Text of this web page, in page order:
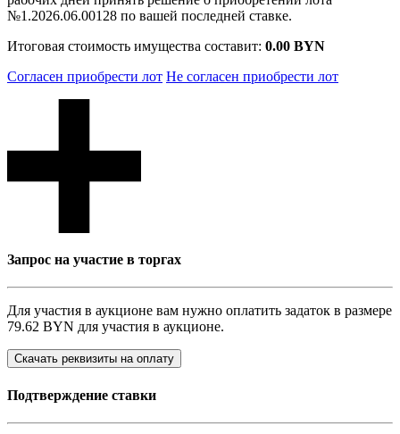
№1.2026.06.00128 по вашей последней ставке.
Итоговая стоимость имущества составит: 0.00 BYN
Согласен приобрести лот Не согласен приобрести лот
Запрос на участие в торгах
Для участия в аукционе вам нужно оплатить задаток в размере
79.62 BYN для участия в аукционе.
Скачать реквизиты на оплату
Подтверждение ставки